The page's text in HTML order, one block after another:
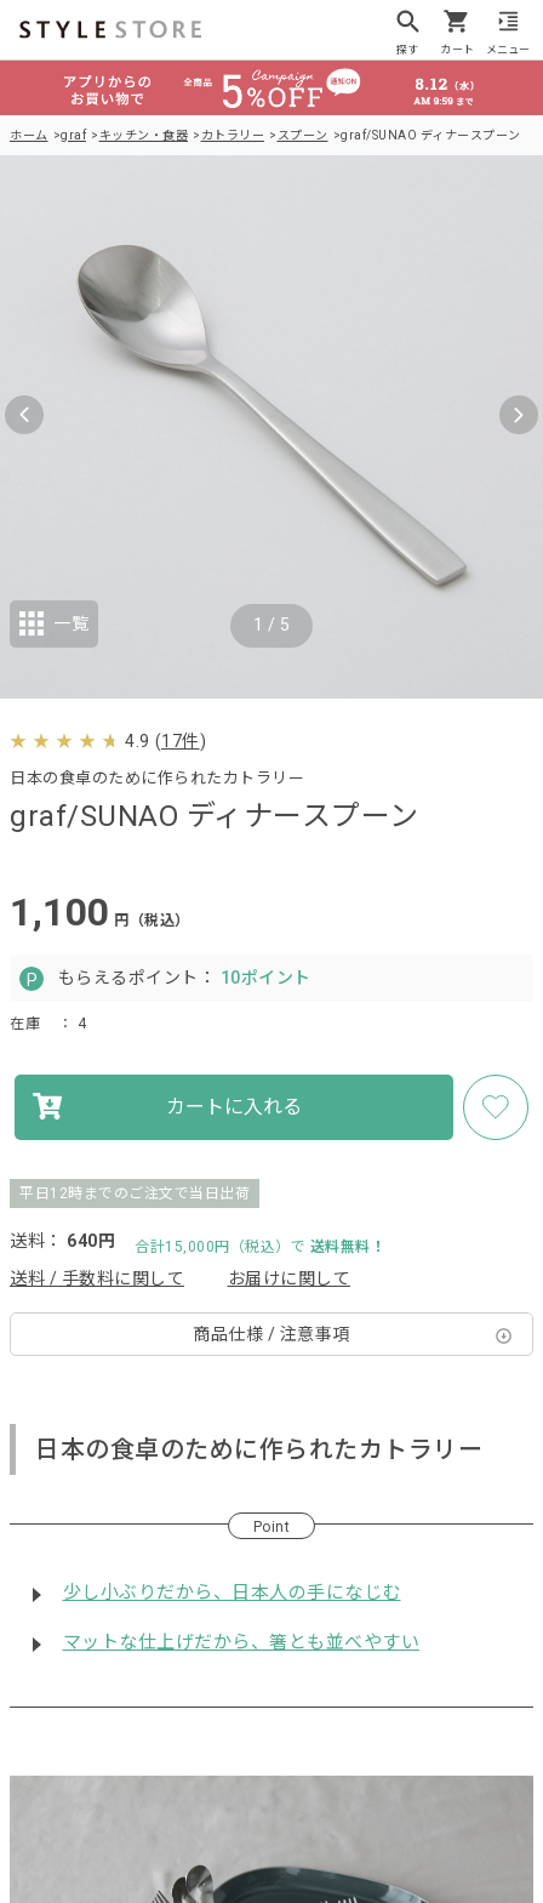
探す カート メニュー
ホーム graf キッチン・食器 カトラリー スプーン graf/SUNAO ディナースプーン
graf/SUNAO ディナースプーン
日本の食卓のために作られたカトラリー
4.9 (17件)
1,100 円（税込）
もらえるポイント： 10ポイント
在庫 ： 4
カートに入れる
平日12時までのご注文で当日出荷
送料： 640円 合計15,000円（税込）で 送料無料！
送料 / 手数料に関して お届けに関して
商品仕様 / 注意事項
1 / 5
一覧
日本の食卓のために作られたカトラリー
Point
少し小ぶりだから、日本人の手になじむ
マットな仕上げだから、箸とも並べやすい